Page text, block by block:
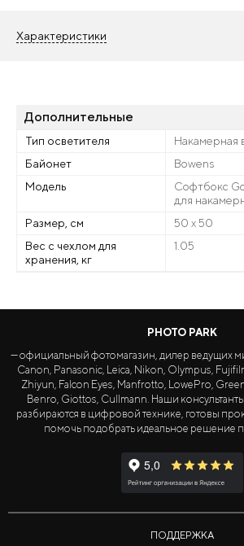
Характеристики
Дополнительные
Тип осветителя
Накамерная
Байонет
Bowens
Модель
Софтбокс
для
Размер, см
50 х 50
Вес с чехлом для
хранения, кг
1.05
PHOTO PARK
— официальный фотомагазин, дилер ведущих
Canon, Panasonic, Leica, Nikon, Olympus,
Zhiyun, Falcon Eyes, Manfrotto, LowePro,
Benro, Giottos, Cullmann. Наши
разбираются в цифровой технике, готовы
помочь подобрать идеальное решение
ПОДДЕРЖКА